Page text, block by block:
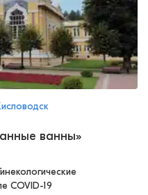
ванны»
COVID-19